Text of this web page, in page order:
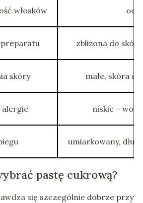
włosków od
zbliżona do
skóry małe, skóra
alergie niskie –
umiarkowany,
pastę cukrową?
się szczególnie dobrze przy